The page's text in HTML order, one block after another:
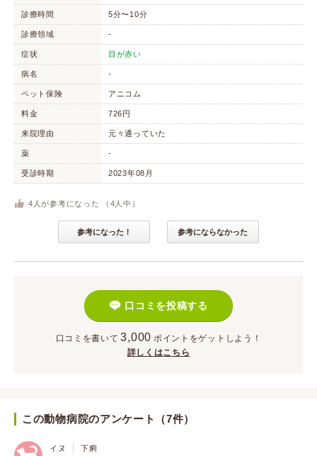
診療時間 5分〜10分
診療領域 -
症状 目が赤い
病名 -
ペット保険 アニコム
料金 726円
来院理由 元々通っていた
薬 -
受診時期 2023年08月
4 人が参考になった （ 4 人中）
参考になった！ 参考にならなかった
口コミを投稿する
口コミを書いて 3,000 ポイント をゲットしよう！
詳しくはこちら
この動物病院のアンケート（7件）
イヌ 下痢